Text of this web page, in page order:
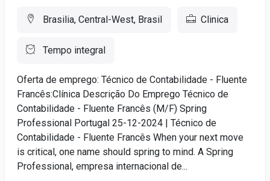
Brasilia, Central-West, Brasil Clinica
Tempo integral
Oferta de emprego: Técnico de Contabilidade - Fluente
Francês:Clínica Descrição Do Emprego Técnico de
Contabilidade - Fluente Francês (M/F) Spring
Professional Portugal 25-12-2024 | Técnico de
Contabilidade - Fluente Francês When your next move
is critical, one name should spring to mind. A Spring
Professional, empresa internacional de...